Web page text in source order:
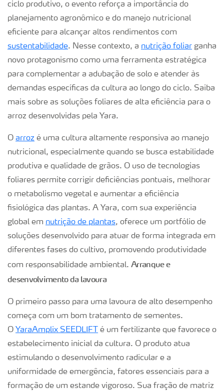
ciclo produtivo, o evento reforça a importância do
planejamento agronômico e do manejo nutricional
eficiente para alcançar altos rendimentos com
sustentabilidade. Nesse contexto, a nutrição foliar ganha
novo protagonismo como uma ferramenta estratégica
para complementar a adubação de solo e atender às
demandas específicas da cultura ao longo do ciclo. Saiba
mais sobre as soluções foliares de alta eficiência para o
arroz desenvolvidas pela Yara.
O arroz é uma cultura altamente responsiva ao manejo
nutricional, especialmente quando se busca estabilidade
produtiva e qualidade de grãos. O uso de tecnologias
foliares permite corrigir deficiências pontuais, melhorar
o metabolismo vegetal e aumentar a eficiência
fisiológica das plantas. A Yara, com sua experiência
global em nutrição de plantas, oferece um portfólio de
soluções desenvolvido para atuar de forma integrada em
diferentes fases do cultivo, promovendo produtividade
com responsabilidade ambiental. Arranque e
desenvolvimento da lavoura
O primeiro passo para uma lavoura de alto desempenho
começa com um bom tratamento de sementes.
O YaraAmplix SEEDLIFT é um fertilizante que favorece o
estabelecimento inicial da cultura. O produto atua
estimulando o desenvolvimento radicular e a
uniformidade de emergência, fatores essenciais para a
formação de um estande vigoroso. Sua fração de matriz